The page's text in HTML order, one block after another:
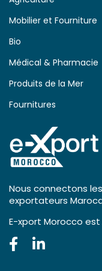
Mobilier et Fourniture
Bio
Médical & Pharmacie
Produits de la Mer
Fournitures
Nous connectons
exportateurs
E-xport Morocco